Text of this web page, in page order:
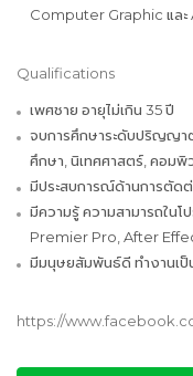
Computer Graphic และ
Qualifications
เพศชาย อายุไม่เกิน 35 ปี
จบการศึกษาระดับปริญญาต
ศึกษา, นิเทศศาสตร์, คอมพิ
มีประสบการณ์ด้านการตัด
มีความรู้ ความสามารถใน
Premier Pro, After
มีมนุษยสัมพันธ์ดี ทำงานเป็
https://